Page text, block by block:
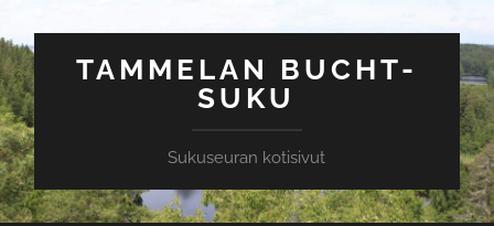
TAMMELAN BUCHT-
SUKU
Sukuseuran kotisivut